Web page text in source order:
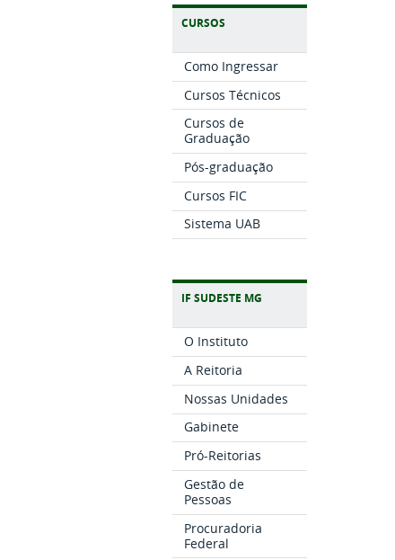
CURSOS
Como Ingressar
Cursos Técnicos
Cursos de
Graduação
Pós-graduação
Cursos FIC
Sistema UAB
IF SUDESTE MG
O Instituto
A Reitoria
Nossas Unidades
Gabinete
Pró-Reitorias
Gestão de
Pessoas
Procuradoria
Federal